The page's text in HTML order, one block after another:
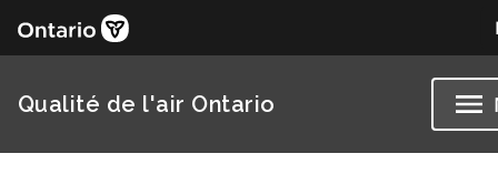
Qualité de l'air Ontario